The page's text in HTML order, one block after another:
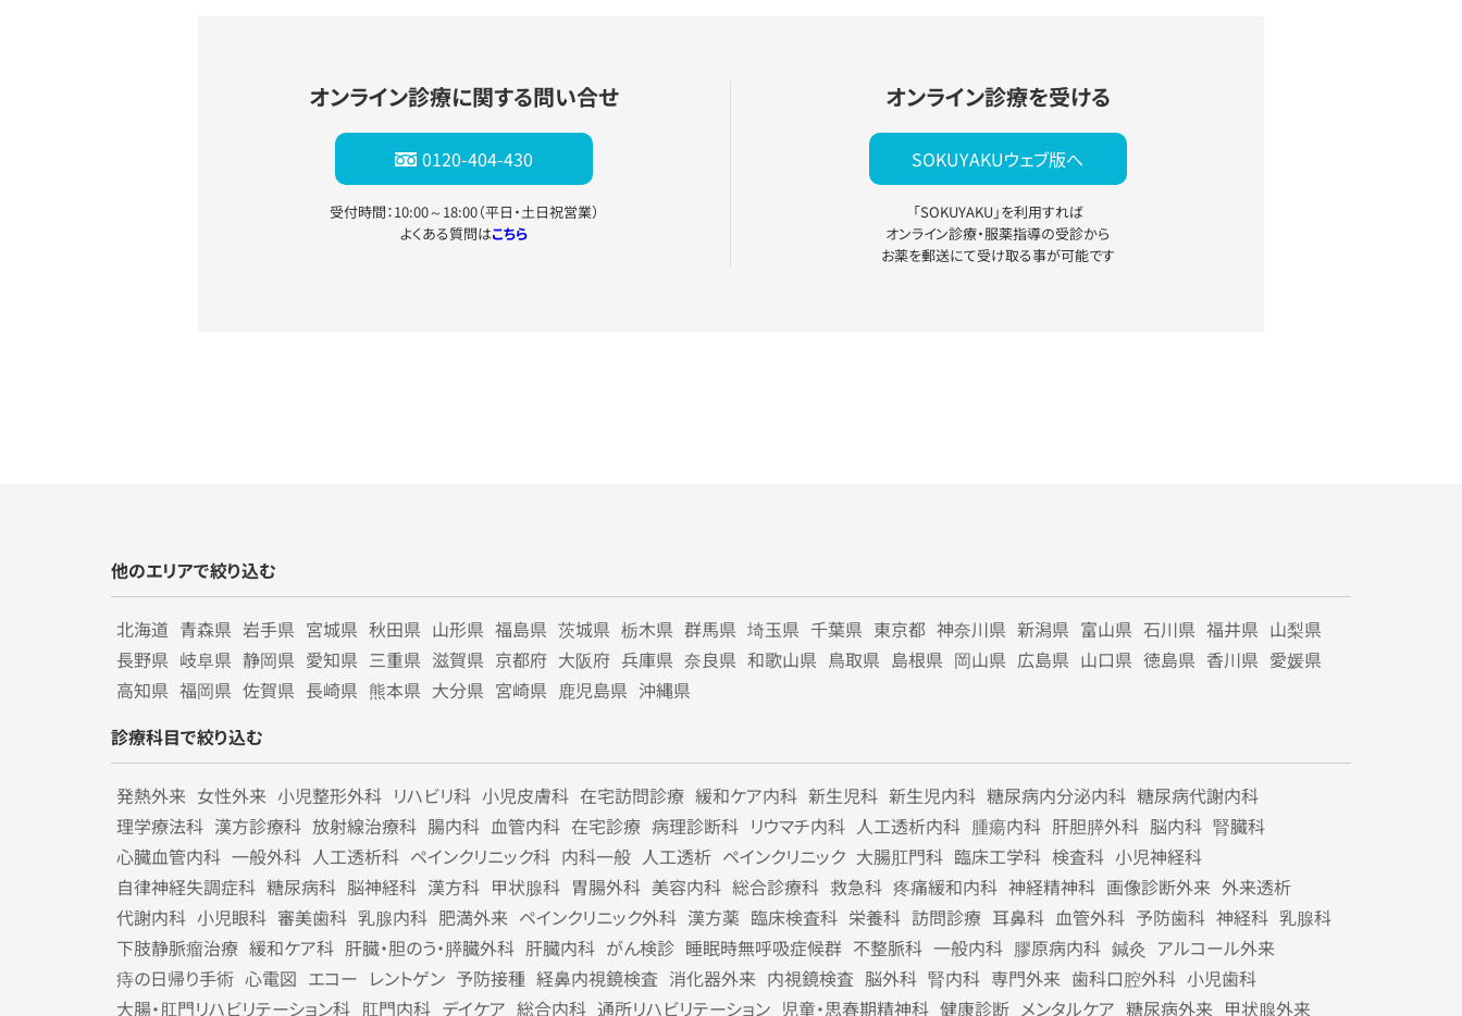
オンライン診療に関する問い合せ
0120-404-430
受付時間：10:00～18:00（平日・土日祝営業）
よくある質問はこちら
オンライン診療を受ける
SOKUYAKUウェブ版へ
「SOKUYAKU」を利用すれば
オンライン診療・服薬指導の受診から
お薬を郵送にて受け取る事が可能です
他のエリアで絞り込む
北海道 青森県 岩手県 宮城県 秋田県 山形県 福島県 茨城県 栃木県 群馬県 埼玉県 千葉県 東京都 神奈川県 新潟県 富山県 石川県 福井県 山梨県
長野県 岐阜県 静岡県 愛知県 三重県 滋賀県 京都府 大阪府 兵庫県 奈良県 和歌山県 鳥取県 島根県 岡山県 広島県 山口県 徳島県 香川県 愛媛県
高知県 福岡県 佐賀県 長崎県 熊本県 大分県 宮崎県 鹿児島県 沖縄県
診療科目で絞り込む
発熱外来 女性外来 小児整形外科 リハビリ科 小児皮膚科 在宅訪問診療 緩和ケア内科 新生児科 新生児内科 糖尿病内分泌内科 糖尿病代謝内科
理学療法科 漢方診療科 放射線治療科 腸内科 血管内科 在宅診療 病理診断科 リウマチ内科 人工透析内科 腫瘍内科 肝胆膵外科 脳内科 腎臓科
心臓血管内科 一般外科 人工透析科 ペインクリニック科 内科一般 人工透析 ペインクリニック 大腸肛門科 臨床工学科 検査科 小児神経科
自律神経失調症科 糖尿病科 脳神経科 漢方科 甲状腺科 胃腸外科 美容内科 総合診療科 救急科 疼痛緩和内科 神経精神科 画像診断外来 外来透析
代謝内科 小児眼科 審美歯科 乳腺内科 肥満外来 ペインクリニック外科 漢方薬 臨床検査科 栄養科 訪問診療 耳鼻科 血管外科 予防歯科 神経科 乳腺科
下肢静脈瘤治療 緩和ケア科 肝臓・胆のう・膵臓外科 肝臓内科 がん検診 睡眠時無呼吸症候群 不整脈科 一般内科 膠原病内科 鍼灸 アルコール外来
痔の日帰り手術 心電図 エコー レントゲン 予防接種 経鼻内視鏡検査 消化器外来 内視鏡検査 脳外科 腎内科 専門外来 歯科口腔外科 小児歯科
大腸・肛門リハビリテーション科 肛門内科 デイケア 総合内科 通所リハビリテーション 児童・思春期精神科 健康診断 メンタルケア 糖尿病外来 甲状腺外来